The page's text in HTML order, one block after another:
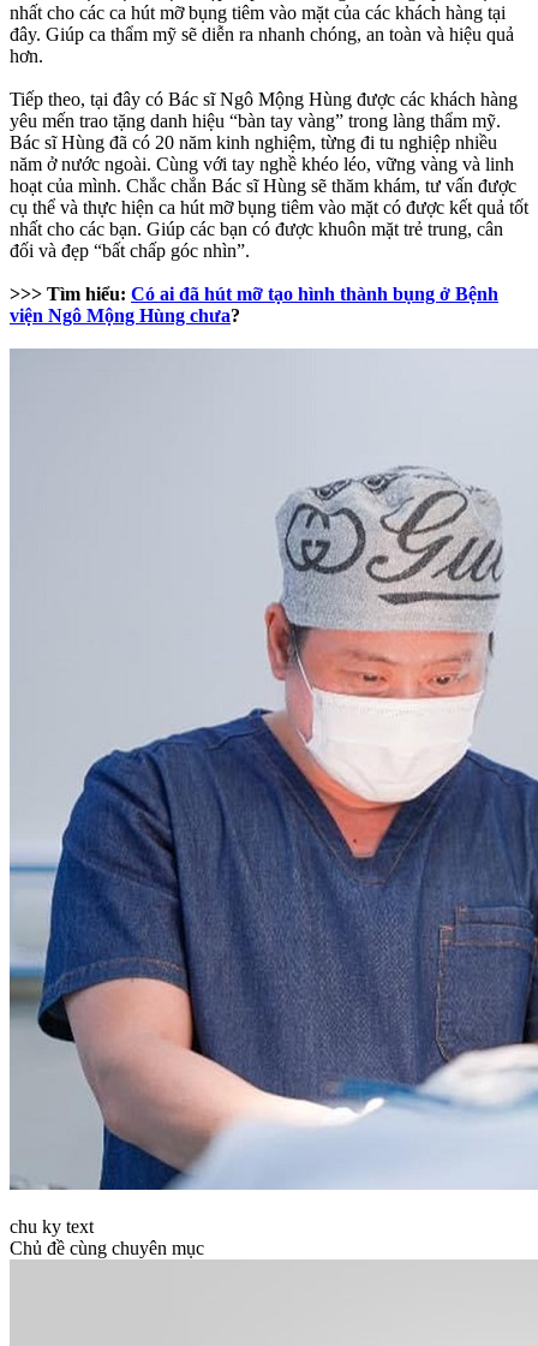
nhất cho các ca hút mỡ bụng tiêm vào mặt của các khách hàng tại
đây. Giúp ca thẩm mỹ sẽ diễn ra nhanh chóng, an toàn và hiệu quả
hơn.
Tiếp theo, tại đây có Bác sĩ Ngô Mộng Hùng được các khách hàng
yêu mến trao tặng danh hiệu “bàn tay vàng” trong làng thẩm mỹ.
Bác sĩ Hùng đã có 20 năm kinh nghiệm, từng đi tu nghiệp nhiều
năm ở nước ngoài. Cùng với tay nghề khéo léo, vững vàng và linh
hoạt của mình. Chắc chắn Bác sĩ Hùng sẽ thăm khám, tư vấn được
cụ thể và thực hiện ca hút mỡ bụng tiêm vào mặt có được kết quả tốt
nhất cho các bạn. Giúp các bạn có được khuôn mặt trẻ trung, cân
đối và đẹp “bất chấp góc nhìn”.
>>> Tìm hiểu: Có ai đã hút mỡ tạo hình thành bụng ở Bệnh
viện Ngô Mộng Hùng chưa?
chu ky text
Chủ đề cùng chuyên mục